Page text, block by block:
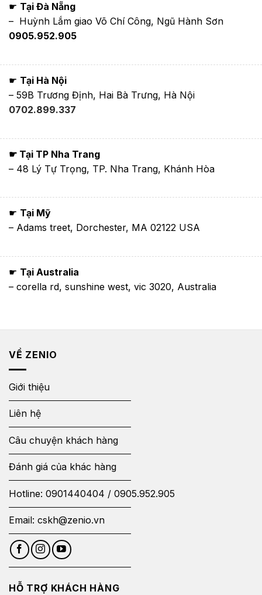
☛ Tại Đà Nẵng
– Huỳnh Lắm giao Võ Chí Công, Ngũ Hành Sơn
0905.952.905
☛ Tại Hà Nội
– 59B Trương Định, Hai Bà Trưng, Hà Nội
0702.899.337
☛ Tại TP Nha Trang
– 48 Lý Tự Trọng, TP. Nha Trang, Khánh Hòa
☛ Tại Mỹ
– Adams treet, Dorchester, MA 02122 USA
☛ Tại Australia
– corella rd, sunshine west, vic 3020, Australia
VỀ ZENIO
Giới thiệu
Liên hệ
Câu chuyện khách hàng
Đánh giá của khác hàng
Hotline: 0901440404 / 0905.952.905
Email: cskh@zenio.vn
HỖ TRỢ KHÁCH HÀNG